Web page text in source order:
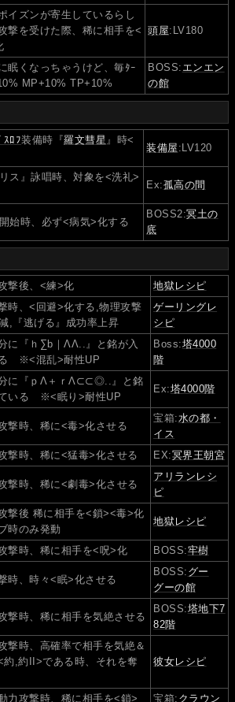
イズンが寄生しているらし
撃を受けた際、稀に相手を< 頭屋:LV180
眠くなっちゃうけど、毎ﾀｰ
MP+10% TP+10%
BOSS: エンエン
の館
ｽﾛﾌ装備時『羅文彗星 』時<
装備屋 :LV120
ス』詠唱時、対象を<洗礼>
Ex:孤高の間
始時、必ず<病気>化する
BOSS2:冥土の
底
撃後、<練>化 地獄レシピ
時、<回避>化する,物理攻撃
,『逃げる』成功率上昇
ゲーリングレ
シピ
に『ｈ∑b｜ΛΛ..』と銘が入
※<混乱>耐性UP
Boss:塔4000
階
に『ｐΛ＋ｒΛ⊂⊂◎..』と銘
いる ※<眠り>耐性UP
Ex:塔4000階
撃時、稀に<毒>化させる
宝箱:水の都・
イス
撃時、稀に<猛毒>化させる EX:冥界王朝宮
撃時、稀に<劇毒>化させる
アリランレシ
ピ
撃後 稀に相手を<鎖><毒>化
時のみ発動
地獄レシピ
撃時、稀に相手を<呪>化 BOSS:牢樹
時、時々<眠>化させる
BOSS: グー
グーの館
撃時、稀に相手を気絶させる
BOSS:塔地下7
82階
撃時、高確率で相手を気絶＆
約,約II>である時、それを奪
彼女レシピ
力攻撃時、稀に相手を<鎖>
宝箱: クラウン